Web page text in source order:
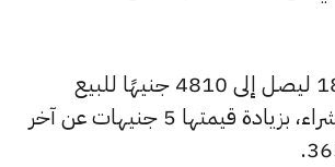
وارتفع سعر عيار 18 ليصل إلى 4810 جنيهًا للبيع
و4790 جنيهًا للشراء، بزيادة قيمتها 5 جنيهات عن آخر